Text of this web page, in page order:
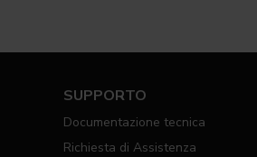
SUPPORTO
Documentazione tecnica
Richiesta di Assistenza